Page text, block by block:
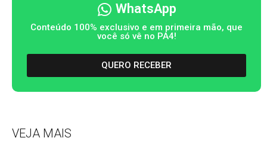
WhatsApp
Conteúdo 100% exclusivo e em primeira mão, que
você só vê no PA4!
QUERO RECEBER
VEJA MAIS